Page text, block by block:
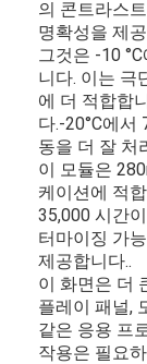
홈
제품
의 콘트라스
명확성을 제
그것은 -10
니다. 이는 극
에 더 적합합
다.-20°C에서
동을 더 잘 처
이 모듈은
케이션에 적
35,000 시간
터마이징 가
제공합니다..
이 화면은 더
플레이 패널,
같은 응용 프
작용은 필요